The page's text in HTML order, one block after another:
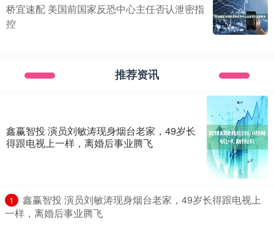
桥宜速配 美国前国家反恐中心主任否认泄密指
控
推荐资讯
鑫赢智投 演员刘敏涛现身烟台老家，49岁长
得跟电视上一样，离婚后事业腾飞
1
​鑫赢智投 演员刘敏涛现身烟台老家，49岁长得跟电视上
一样，离婚后事业腾飞